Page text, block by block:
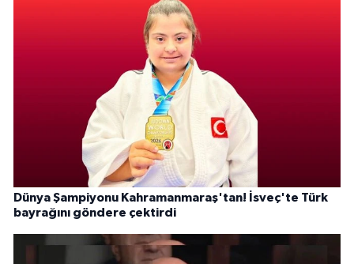
Dünya Şampiyonu Kahramanmaraş'tan! İsveç'te Türk
bayrağını göndere çektirdi